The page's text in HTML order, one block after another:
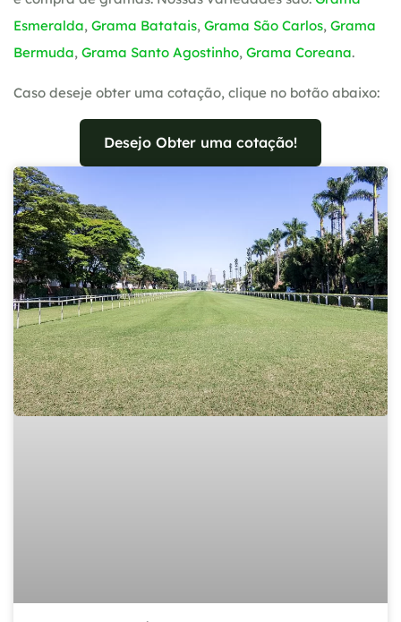
Esmeralda, Grama Batatais, Grama São Carlos, Grama
Bermuda, Grama Santo Agostinho, Grama Coreana.
Caso deseje obter uma cotação, clique no botão abaixo:
Desejo Obter uma cotação!